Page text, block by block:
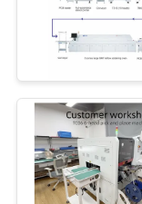
ছোট